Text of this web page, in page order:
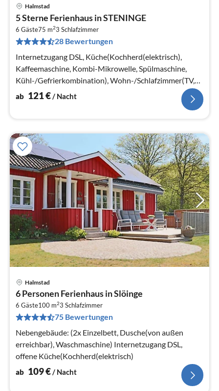
Halmstad
5 Sterne Ferienhaus in STENINGE
6 Gäste75 m23 Schlafzimmer
28 Bewertungen
Internetzugang DSL, Küche(Kochherd(elektrisch),
Kaffeemaschine, Kombi-Mikrowelle, Spülmaschine,
Kühl-/Gefrierkombination), Wohn-/Schlafzimmer(TV,
Herd(Holz), Chromecast)
ab 121€/ Nacht
Halmstad
6 Personen Ferienhaus in Slöinge
6 Gäste100 m23 Schlafzimmer
75 Bewertungen
Nebengebäude: (2x Einzelbett, Dusche(von außen
erreichbar), Waschmaschine) Internetzugang DSL,
offene Küche(Kochherd(elektrisch)
ab 109€/ Nacht